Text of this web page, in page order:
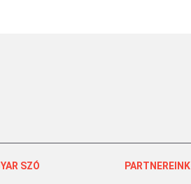
SZÓ PARTNEREINK